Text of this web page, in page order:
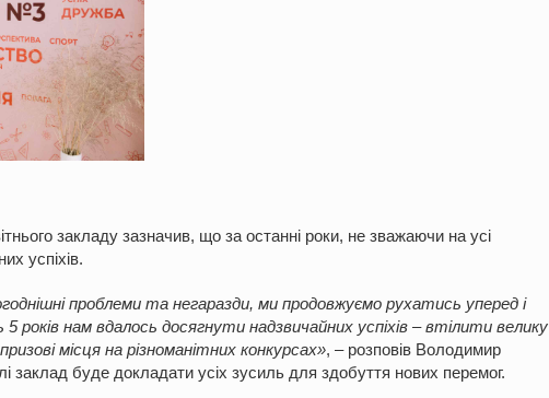
закладу зазначив, що за останні роки, не зважаючи на усі
успіхів.
проблеми та негаразди, ми продовжуємо рухатись уперед і
років нам вдалось досягнути надзвичайних успіхів – втілити велику
місця на різноманітних конкурсах», – розповів Володимир
заклад буде докладати усіх зусиль для здобуття нових перемог.